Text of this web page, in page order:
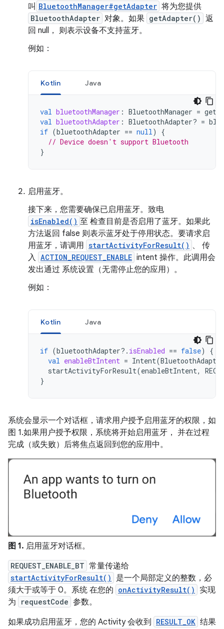
叫 BluetoothManager#getAdapter 将为您提供
BluetoothAdapter 对象。如果 getAdapter() 返
回 null， 则表示设备不支持蓝牙。
例如：
Kotlin Java
val bluetoothManager : BluetoothManager =
val bluetoothAdapter : BluetoothAdapter? =
if (bluetoothAdapter == null)
{
// Device doesn't support Bluetooth
}
启用蓝牙。
接下来，您需要确保已启用蓝牙。致电
isEnabled() 至 检查目前是否启用了蓝牙。如果此
方法返回 false 则表示蓝牙处于停用状态。要请求启
用蓝牙，请调用 startActivityForResult() 、 传
入 ACTION_REQUEST_ENABLE intent 操作。此调用会
发出通过 系统设置（无需停止您的应用）。
例如：
Kotlin Java
if (bluetoothAdapter?. isEnabled == false)
{
val enableBtIntent = Intent(BluetoothAdapter
startActivityForResult(enableBtIntent,
}
系统会显示一个对话框，请求用户授予启用蓝牙的权限，如
图 1.如果用户授予权限，系统将开始启用蓝牙， 并在过程
完成（或失败）后将焦点返回到您的应用中。
图 1. 启用蓝牙对话框。
REQUEST_ENABLE_BT 常量传递给
startActivityForResult()
是一个局部定义的整数，必
须大于或等于 0。系统 在您的 onActivityResult()
实现
为
requestCode 参数。
如果成功启用蓝牙，您的 Activity 会收到
RESULT_OK 结果